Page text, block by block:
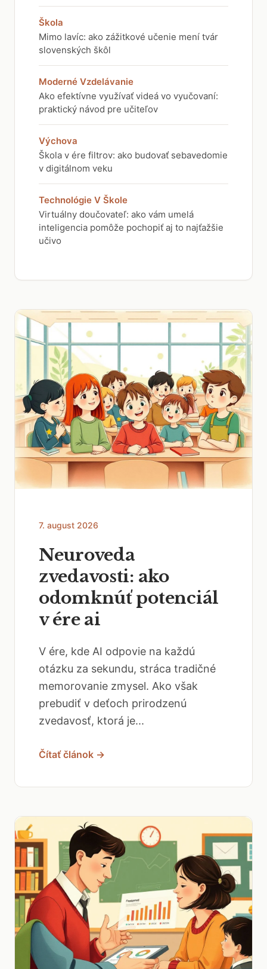
Škola
Mimo lavíc: ako zážitkové učenie mení tvár
slovenských škôl
Moderné Vzdelávanie
Ako efektívne využívať videá vo vyučovaní:
praktický návod pre učiteľov
Výchova
Škola v ére filtrov: ako budovať sebavedomie
v digitálnom veku
Technológie V Škole
Virtuálny doučovateľ: ako vám umelá
inteligencia pomôže pochopiť aj to najťažšie
učivo
7. august 2026
Neuroveda
zvedavosti: ako
odomknúť potenciál
v ére ai
V ére, kde AI odpovie na každú
otázku za sekundu, stráca tradičné
memorovanie zmysel. Ako však
prebudiť v deťoch prirodzenú
zvedavosť, ktorá je...
Čítať článok →